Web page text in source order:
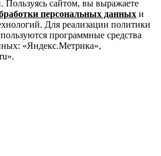
Пользуясь сайтом, вы выражаете
персональных данных и
Для реализации политики
программные средства
«Яндекс.Метрика»,